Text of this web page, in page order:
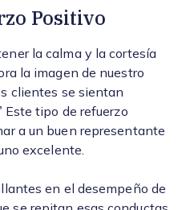
Positivo
la calma y la cortesía
la imagen de nuestro
clientes se sientan
Este tipo de refuerzo
a un buen representante
excelente.
en el desempeño de